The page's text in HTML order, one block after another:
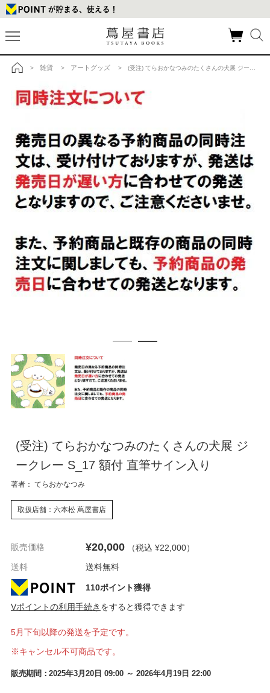
> 雑貨 > アートグッズ > (受注) てらおかなつみのたくさんの犬展 ジークレー S_17 額付 直筆サイン入りの商品詳細
(受注) てらおかなつみのたくさんの犬展 ジ
ークレー S_17 額付 直筆サイン入り
著者： てらおかなつみ
取扱店舗：六本松 蔦屋書店
販売価格 ¥20,000 （税込 ¥22,000）
送料
送料無料
110ポイント獲得
Vポイントの利用手続き をすると獲得できます
5月下旬以降の発送を予定です。
※キャンセル不可商品です。
販売期間：2025年3月20日 09:00 ～ 2026年4月19日 22:00